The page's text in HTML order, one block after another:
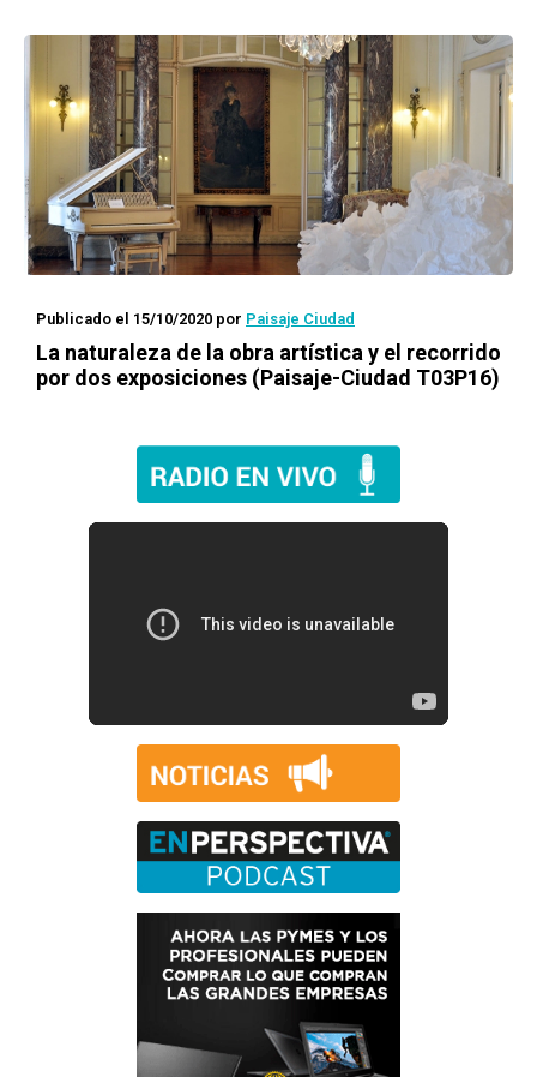
Publicado el 15/10/2020 por Paisaje Ciudad
La naturaleza de la obra artística y el recorrido
por dos exposiciones (Paisaje-Ciudad T03P16)